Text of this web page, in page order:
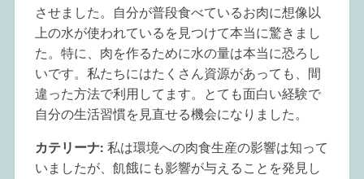
させました。自分が普段食べているお肉に想像以
上の水が使われているを見つけて本当に驚きまし
た。特に、肉を作るために水の量は本当に恐ろし
いです。私たちにはたくさん資源があっても、間
違った方法で利用してます。とても面白い経験で
自分の生活習慣を見直せる機会になりました。
カテリーナ: 私は環境への肉食生産の影響は知って
いましたが、飢餓にも影響が与えることを発見し